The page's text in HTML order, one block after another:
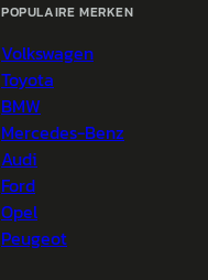
POPULAIRE MERKEN
Volkswagen
Toyota
BMW
Mercedes-Benz
Audi
Ford
Opel
Peugeot